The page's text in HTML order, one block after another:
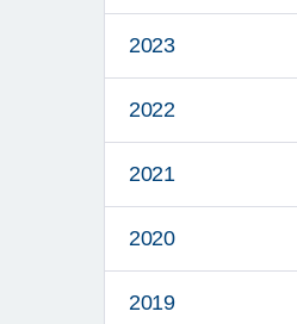
2023
2022
2021
2020
2019